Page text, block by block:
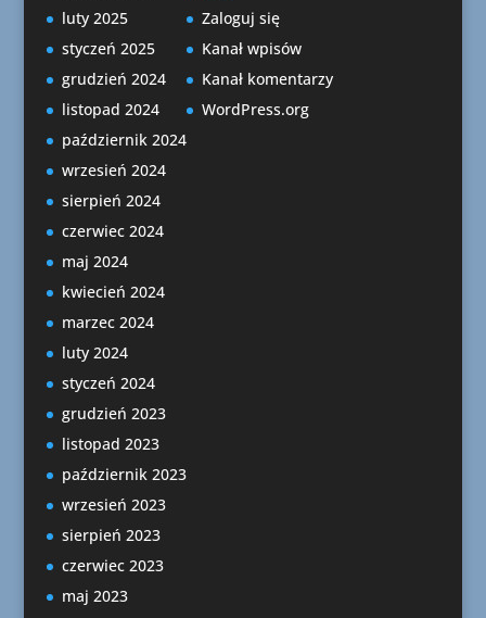
luty 2025
styczeń 2025
grudzień 2024
listopad 2024
październik 2024
wrzesień 2024
sierpień 2024
czerwiec 2024
maj 2024
kwiecień 2024
marzec 2024
luty 2024
styczeń 2024
grudzień 2023
listopad 2023
październik 2023
wrzesień 2023
sierpień 2023
czerwiec 2023
maj 2023
Zaloguj się
Kanał wpisów
Kanał komentarzy
WordPress.org